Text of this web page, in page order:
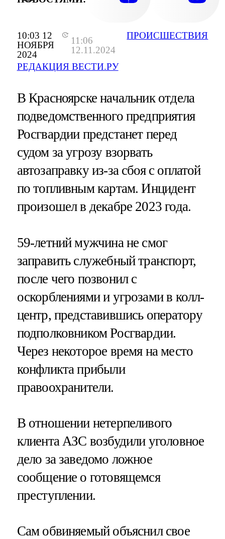
10:03 12
НОЯБРЯ
2024
11:06
12.11.2024
РЕДАКЦИЯ ВЕСТИ.РУ
ПРОИСШЕСТВИЯ
В Красноярске начальник отдела
подведомственного предприятия
Росгвардии предстанет перед
судом за угрозу взорвать
автозаправку из-за сбоя с оплатой
по топливным картам. Инцидент
произошел в декабре 2023 года.
59-летний мужчина не смог
заправить служебный транспорт,
после чего позвонил с
оскорблениями и угрозами в колл-
центр, представившись оператору
подполковником Росгвардии.
Через некоторое время на место
конфликта прибыли
правоохранители.
В отношении нетерпеливого
клиента АЗС возбудили уголовное
дело за заведомо ложное
сообщение о готовящемся
преступлении.
Сам обвиняемый объяснил свое